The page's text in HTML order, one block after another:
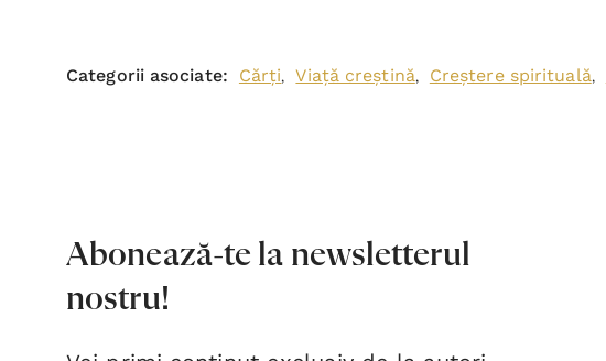
Categorii asociate: Cărți, Viață creștină, Creștere spirituală,
Abonează-te la newsletterul
nostru!